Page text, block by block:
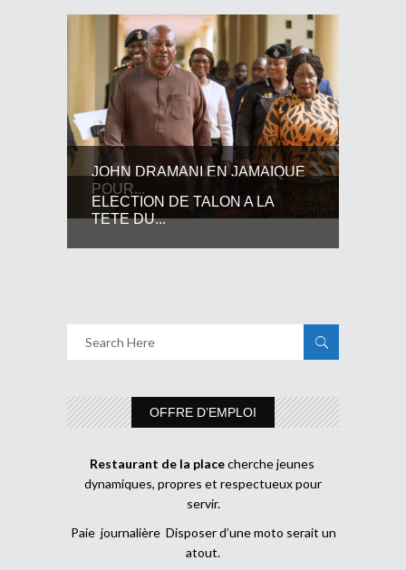
JOHN DRAMANI EN JAMAIQUE
POUR...
ELECTION DE TALON A LA
TETE DU...
OFFRE D’EMPLOI
Restaurant de la placecherche jeunes
dynamiques, propres et respectueux pour
servir.
Paie journalière Disposer d’une moto serait un
atout.